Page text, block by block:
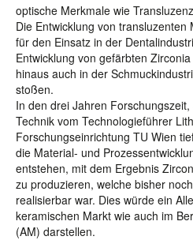
optische Merkmale wie
Die Entwicklung von
für den Einsatz in der
Entwicklung von gefärbten
hinaus auch in der
stoßen.
In den drei Jahren
Technik vom Technologieführer
Forschungseinrichtung TU Wien
die Material- und
entstehen, mit dem Ergebnis
zu produzieren, welche bisher
realisierbar war. Dies würde ein
keramischen Markt wie auch im
(AM) darstellen.